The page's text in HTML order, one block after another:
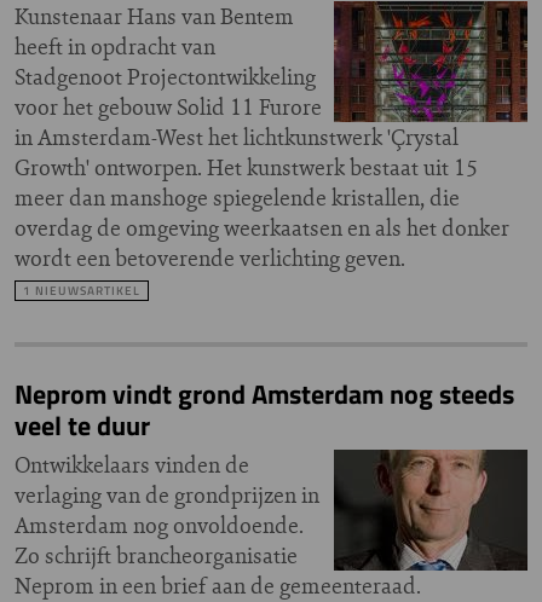
Kunstenaar Hans van Bentem
heeft in opdracht van
Stadgenoot Projectontwikkeling
voor het gebouw Solid 11 Furore
in Amsterdam-West het lichtkunstwerk 'Çrystal
Growth' ontworpen. Het kunstwerk bestaat uit 15
meer dan manshoge spiegelende kristallen, die
overdag de omgeving weerkaatsen en als het donker
wordt een betoverende verlichting geven.
1 NIEUWSARTIKEL
Neprom vindt grond Amsterdam nog steeds
veel te duur
Ontwikkelaars vinden de
verlaging van de grondprijzen in
Amsterdam nog onvoldoende.
Zo schrijft brancheorganisatie
Neprom in een brief aan de gemeenteraad.